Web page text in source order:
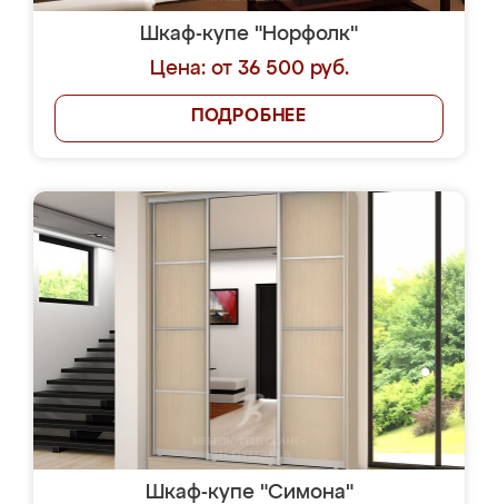
Шкаф-купе "Норфолк"
Цена: от 36 500 руб.
ПОДРОБНЕЕ
Шкаф-купе "Симона"